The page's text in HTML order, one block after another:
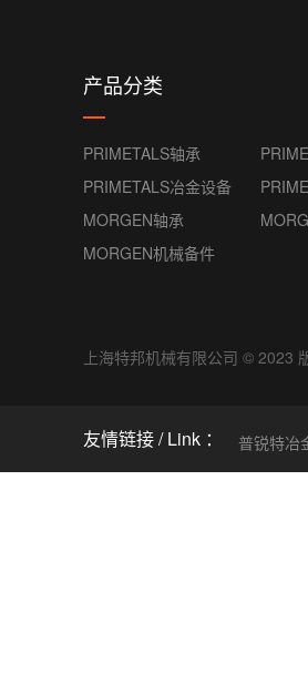
产品分类
PRIMETALS轴承
PRIMETALS冶金设备
MORGEN轴承
MORGEN机械备件
上海特邦机械有限公司 © 2023
友情链接 普锐特冶